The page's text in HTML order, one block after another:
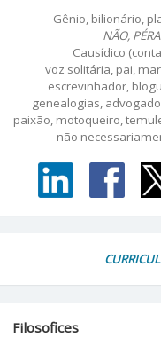
Gênio, bilionário,
NÃO,
Causídico
voz solitária, pai,
escrevinhador,
genealogias,
paixão, motoqueiro,
não
Filosofices